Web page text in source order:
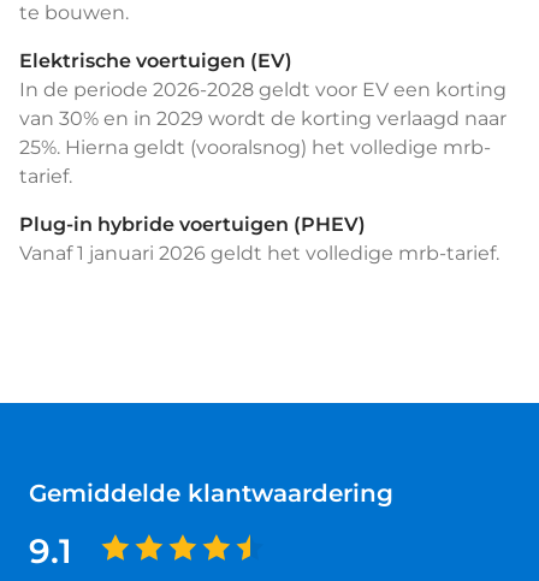
te bouwen.
Elektrische voertuigen (EV)
In de periode 2026-2028 geldt voor EV een korting
van 30% en in 2029 wordt de korting verlaagd naar
25%. Hierna geldt (vooralsnog) het volledige mrb-
tarief.
Plug-in hybride voertuigen (PHEV)
Vanaf 1 januari 2026 geldt het volledige mrb-tarief.
Gemiddelde klantwaardering
9.1